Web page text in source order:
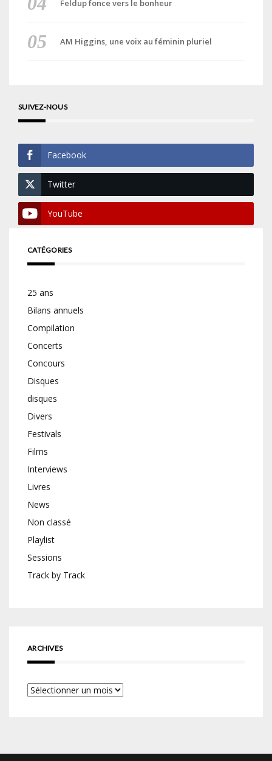
Feldup fonce vers le bonheur
AM Higgins, une voix au féminin pluriel
SUIVEZ-NOUS
Facebook
Twitter
YouTube
CATÉGORIES
25 ans
Bilans annuels
Compilation
Concerts
Concours
Disques
disques
Divers
Festivals
Films
Interviews
Livres
News
Non classé
Playlist
Sessions
Track by Track
ARCHIVES
Archives